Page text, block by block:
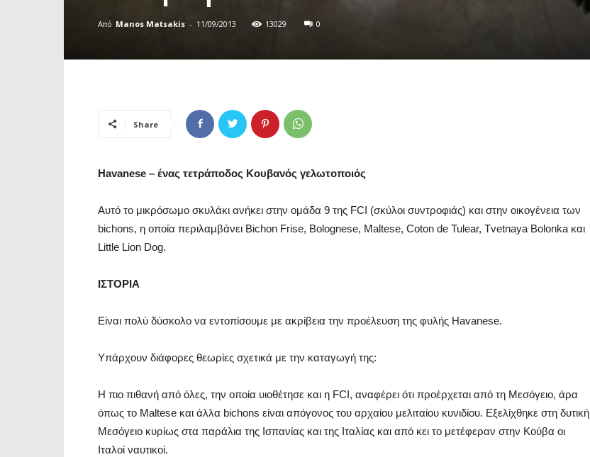
Από Manos Matsakis - 11/09/2013 13029 0
Share
Havanese – ένας τετράποδος Κουβανός γελωτοποιός
Αυτό το μικρόσωμο σκυλάκι ανήκει στην ομάδα 9 της FCI (σκύλοι συντροφιάς) και στην οικογένεια των
bichons, η οποία περιλαμβάνει Bichon Frise, Bolognese, Maltese, Coton de Tulear, Tvetnaya Bolonka και
Little Lion Dog.
ΙΣΤΟΡΙΑ
Είναι πολύ δύσκολο να εντοπίσουμε με ακρίβεια την προέλευση της φυλής Havanese.
Υπάρχουν διάφορες θεωρίες σχετικά με την καταγωγή της:
Η πιο πιθανή από όλες, την οποία υιοθέτησε και η FCI, αναφέρει ότι προέρχεται από τη Μεσόγειο, άρα
όπως τo Maltese και άλλα bichons είναι απόγονος του αρχαίου μελιταίου κυνιδίου. Εξελίχθηκε στη δυτική
Μεσόγειο κυρίως στα παράλια της Ισπανίας και της Ιταλίας και από κει το μετέφεραν στην Κούβα οι
Ιταλοί ναυτικοί.